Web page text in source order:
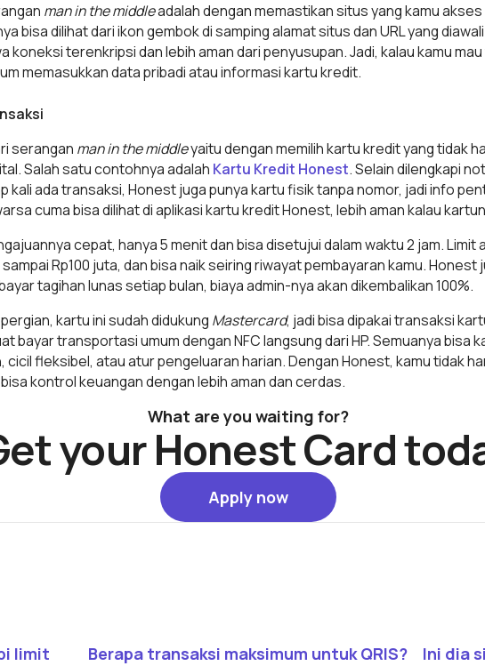
man in the middleadalah dengan memastikan situs yang kamu
bisa dilihat dari ikon gembok di samping alamat situs dan URL yang diawali
koneksi terenkripsi dan lebih aman dari penyusupan. Jadi, kalau kamu
memasukkan data pribadi atau informasi kartu kredit.
serangan man in the middleyaitu dengan memilih kartu kredit yang tidak
Salah satu contohnya adalah Kartu Kredit Honest. Selain dilengkapi
kali ada transaksi, Honest juga punya kartu fisik tanpa nomor, jadi info
cuma bisa dilihat di aplikasi kartu kredit Honest, lebih aman kalau
cepat, hanya 5 menit dan bisa disetujui dalam waktu 2 jam. Limit
Rp100 juta, dan bisa naik seiring riwayat pembayaran kamu. Honest
tagihan lunas setiap bulan, biaya admin-nya akan dikembalikan 100%.
kartu ini sudah didukung Mastercard, jadi bisa dipakai transaksi
bayar transportasi umum dengan NFC langsung dari HP. Semuanya bisa
cicil fleksibel, atau atur pengeluaran harian. Dengan Honest, kamu tidak
bisa kontrol keuangan dengan lebih aman dan cerdas.
What are you waiting for?
your Honest Card
Apply now
Apply now
limit
Berapa transaksi maksimum untuk QRIS?
Ini dia